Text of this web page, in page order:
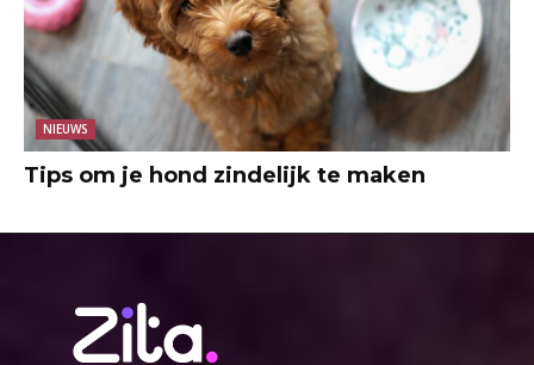
NIEUWS
Tips om je hond zindelijk te maken